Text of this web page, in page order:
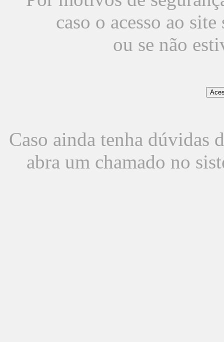
caso o acesso ao
ou se não
Caso ainda tenha dúvidas
abra um chamado no